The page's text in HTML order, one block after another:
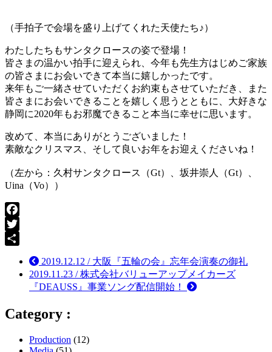
（手拍子で会場を盛り上げてくれた天使たち♪）
わたしたちもサンタクロースの姿で登場！
皆さまの温かい拍手に迎えられ、今年も先生方はじめご家族
の皆さまにお会いできて本当に嬉しかったです。
来年もご一緒させていただくお約束もさせていただき、また
皆さまにお会いできることを嬉しく思うとともに、大好きな
静岡に2020年もお邪魔できること本当に幸せに思います。
改めて、本当にありがとうございました！
素敵なクリスマス、そして良いお年をお迎えくださいね！
（左から：久村サンタクロース（Gt）、坂井崇人（Gt）、
Uina（Vo））
Facebook
Twitter
2019.12.12 / 大阪『五輪の会』忘年会演奏の御礼
2019.11.23 / 株式会社バリューアップメイカーズ
『DEAUSS』事業ソング配信開始！
Category :
Production (12)